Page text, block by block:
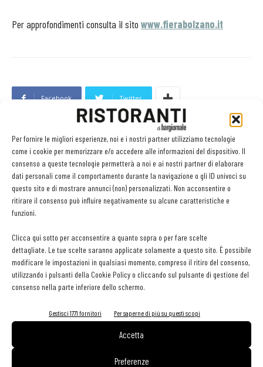
Per fornire le migliori esperienze, noi e i nostri partner utilizziamo tecnologie
come i cookie per memorizzare e/o accedere alle informazioni del dispositivo. Il
consenso a queste tecnologie permetterà a noi e ai nostri partner di elaborare
dati personali come il comportamento durante la navigazione o gli ID univoci su
questo sito e di mostrare annunci (non) personalizzati. Non acconsentire o
ritirare il consenso può influire negativamente su alcune caratteristiche e
funzioni.
Clicca qui sotto per acconsentire a quanto sopra o per fare scelte
dettagliate. Le tue scelte saranno applicate solamente a questo sito. È possibile
modificare le impostazioni in qualsiasi momento, compreso il ritiro del consenso,
utilizzando i pulsanti della Cookie Policy o cliccando sul pulsante di gestione del
consenso nella parte inferiore dello schermo.
Gestisci 1771 fornitori Per saperne di più su questi scopi
Accetta
Preferenze
Per approfondimenti consulta il sito www.fierabolzano.it
Facebook Twitter
LEGGI ANCHE
Ampliare l’attività del ristorante al catering? Sì, ma la
scelta giusta è puntare sul premium
Aperti per ferie. Buoni indirizzi da Nord a Sud per
godersi le vacanze (o da scorprire se si è in
vacanza)
esteso e tessera gratuita per i professionisti